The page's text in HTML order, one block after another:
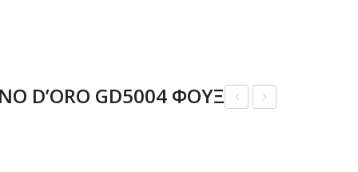
D’ORO GD5004 ΦΟΥΞ